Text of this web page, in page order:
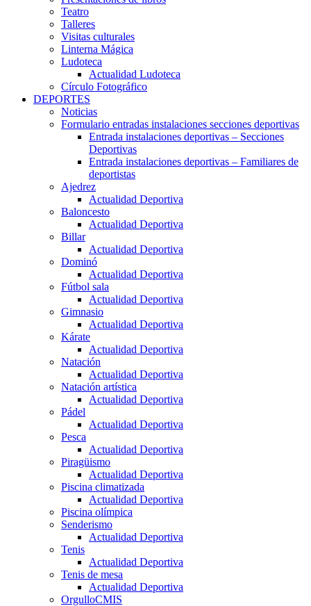
Teatro
Talleres
Visitas culturales
Linterna Mágica
Ludoteca
Actualidad Ludoteca
Círculo Fotográfico
DEPORTES
Noticias
Formulario entradas instalaciones secciones deportivas
Entrada instalaciones deportivas – Secciones
Deportivas
Entrada instalaciones deportivas – Familiares de
deportistas
Ajedrez
Actualidad Deportiva
Baloncesto
Actualidad Deportiva
Billar
Actualidad Deportiva
Dominó
Actualidad Deportiva
Fútbol sala
Actualidad Deportiva
Gimnasio
Actualidad Deportiva
Kárate
Actualidad Deportiva
Natación
Actualidad Deportiva
Natación artística
Actualidad Deportiva
Pádel
Actualidad Deportiva
Pesca
Actualidad Deportiva
Piragüismo
Actualidad Deportiva
Piscina climatizada
Actualidad Deportiva
Piscina olímpica
Senderismo
Actualidad Deportiva
Tenis
Actualidad Deportiva
Tenis de mesa
Actualidad Deportiva
OrgulloCMIS